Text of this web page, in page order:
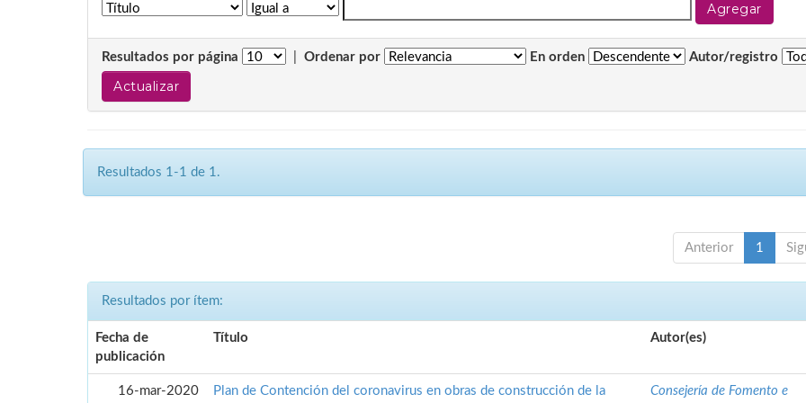
Resultados por página Ordenar por En orden Autor/registro
Resultados 1-1 de 1.
Anterior 1
Resultados por ítem:
Fecha de
publicación
Título Autor(es)
16-mar-2020 Plan de Contención del coronavirus en obras de construcción de la Consejería de Fomento e